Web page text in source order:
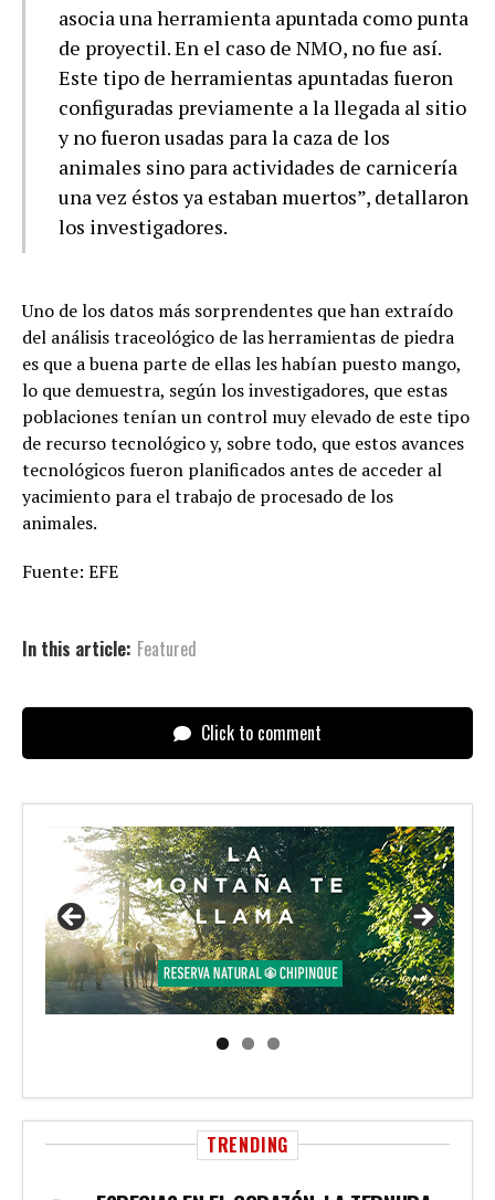
asocia una herramienta apuntada como punta
de proyectil. En el caso de NMO, no fue así.
Este tipo de herramientas apuntadas fueron
configuradas previamente a la llegada al sitio
y no fueron usadas para la caza de los
animales sino para actividades de carnicería
una vez éstos ya estaban muertos”, detallaron
los investigadores.
Uno de los datos más sorprendentes que han extraído
del análisis traceológico de las herramientas de piedra
es que a buena parte de ellas les habían puesto mango,
lo que demuestra, según los investigadores, que estas
poblaciones tenían un control muy elevado de este tipo
de recurso tecnológico y, sobre todo, que estos avances
tecnológicos fueron planificados antes de acceder al
yacimiento para el trabajo de procesado de los
animales.
Fuente: EFE
In this article: Featured
Click to comment
TRENDING